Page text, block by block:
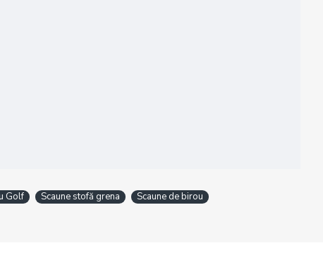
Golf Scaune stofă grena
Scaune de birou